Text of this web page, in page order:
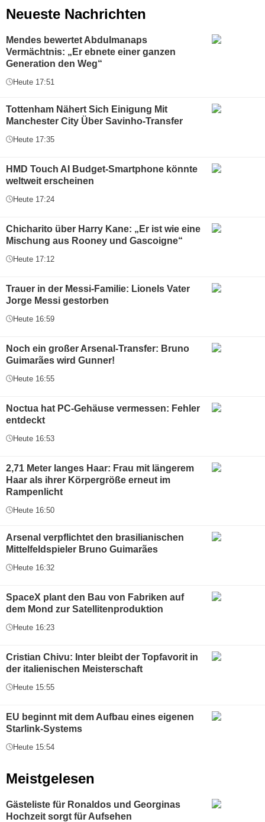
Neueste Nachrichten
Mendes bewertet Abdulmanaps
Vermächtnis: „Er ebnete einer ganzen
Generation den Weg“
Heute 17:51
Tottenham Nähert Sich Einigung Mit
Manchester City Über Savinho-Transfer
Heute 17:35
HMD Touch AI Budget-Smartphone könnte
weltweit erscheinen
Heute 17:24
Chicharito über Harry Kane: „Er ist wie eine
Mischung aus Rooney und Gascoigne“
Heute 17:12
Trauer in der Messi-Familie: Lionels Vater
Jorge Messi gestorben
Heute 16:59
Noch ein großer Arsenal-Transfer: Bruno
Guimarães wird Gunner!
Heute 16:55
Noctua hat PC-Gehäuse vermessen: Fehler
entdeckt
Heute 16:53
2,71 Meter langes Haar: Frau mit längerem
Haar als ihrer Körpergröße erneut im
Rampenlicht
Heute 16:50
Arsenal verpflichtet den brasilianischen
Mittelfeldspieler Bruno Guimarães
Heute 16:32
SpaceX plant den Bau von Fabriken auf
dem Mond zur Satellitenproduktion
Heute 16:23
Cristian Chivu: Inter bleibt der Topfavorit in
der italienischen Meisterschaft
Heute 15:55
EU beginnt mit dem Aufbau eines eigenen
Starlink-Systems
Heute 15:54
Meistgelesen
Gästeliste für Ronaldos und Georginas
Hochzeit sorgt für Aufsehen